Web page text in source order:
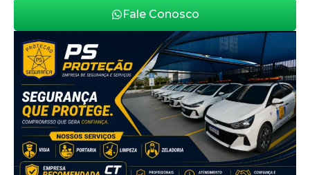
Fale Conosco